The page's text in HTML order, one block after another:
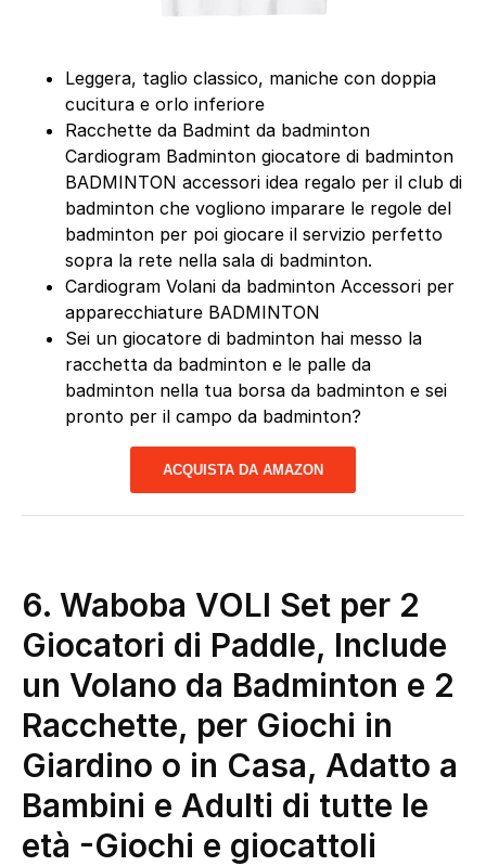
Leggera, taglio classico, maniche con doppia
cucitura e orlo inferiore
Racchette da Badmint da badminton
Cardiogram Badminton giocatore di badminton
BADMINTON accessori idea regalo per il club di
badminton che vogliono imparare le regole del
badminton per poi giocare il servizio perfetto
sopra la rete nella sala di badminton.
Cardiogram Volani da badminton Accessori per
apparecchiature BADMINTON
Sei un giocatore di badminton hai messo la
racchetta da badminton e le palle da
badminton nella tua borsa da badminton e sei
pronto per il campo da badminton?
ACQUISTA DA AMAZON
6. Waboba VOLI Set per 2
Giocatori di Paddle, Include
un Volano da Badminton e 2
Racchette, per Giochi in
Giardino o in Casa, Adatto a
Bambini e Adulti di tutte le
età -Giochi e giocattoli